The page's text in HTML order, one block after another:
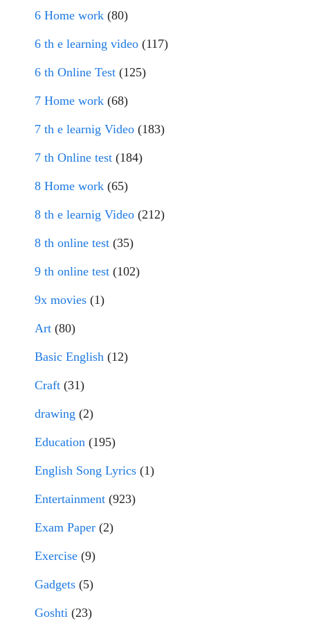
6 Home work (80)
6 th e learning video (117)
6 th Online Test (125)
7 Home work (68)
7 th e learnig Video (183)
7 th Online test (184)
8 Home work (65)
8 th e learnig Video (212)
8 th online test (35)
9 th online test (102)
9x movies (1)
Art (80)
Basic English (12)
Craft (31)
drawing (2)
Education (195)
English Song Lyrics (1)
Entertainment (923)
Exam Paper (2)
Exercise (9)
Gadgets (5)
Goshti (23)